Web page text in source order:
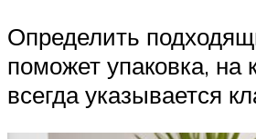
Определить
поможет упаковка, на
всегда указывается